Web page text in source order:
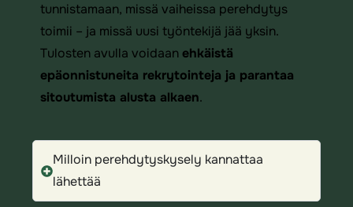
tunnistamaan, missä vaiheissa perehdytys
toimii – ja missä uusi työntekijä jää yksin.
Tulosten avulla voidaanehkäistä
epäonnistuneita rekrytointeja ja parantaa
sitoutumista alusta alkaen.
Milloin perehdytyskysely kannattaa
lähettää